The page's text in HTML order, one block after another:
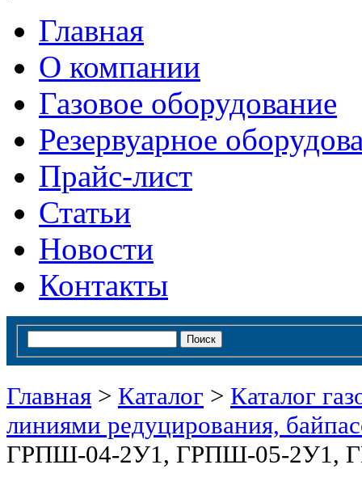
Главная
О компании
Газовое оборудование
Резервуарное
Прайс-лист
Статьи
Новости
Контакты
Главная > Каталог > Каталог
линиями редуцирования,
ГРПШ-04-2У1, ГРПШ-05-2У1,